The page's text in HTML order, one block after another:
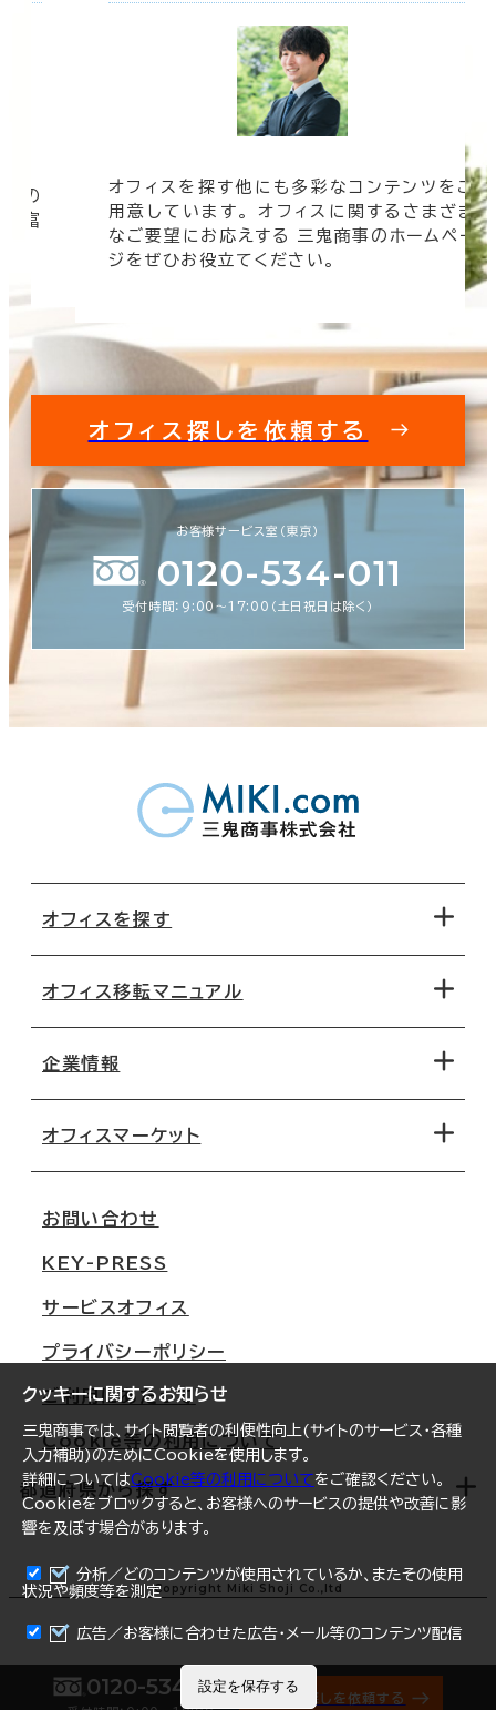
まとめて資料請求
0120-534-011 オフィス探しを依頼する
クッキーに関するお知らせ
三鬼商事では、サイト閲覧者の利便性向上(サイトのサービス・各種
入力補助)のためにCookieを使用します。
詳細についてはCookie等の利用についてをご確認ください。
Cookieをブロックすると、お客様へのサービスの提供や改善に影
響を及ぼす場合があります。
分析／どのコンテンツが使用されているか、またその使用
状況や頻度等を測定
広告／お客様に合わせた広告・メール等のコンテンツ配信
設定を保存する
の
豊富
オフィスを探す他にも多彩なコンテンツをご
用意しています。 オフィスに関するさまざま
なご要望にお応えする 三鬼商事のホームペー
ジをぜひお役立てください。
オフィス探しを依頼する
お客様サービス室（東京）
0120-534-011
受付時間：9:00〜17:00（土日祝日は除く）
オフィスを探す
地図から探す
路線・駅から探す
オフィス移転マニュアル
移転コストシミュレーション
移転スケジュール
オフィス移転Q&A
企業情報
オフィスマーケット
大阪
名古屋
札幌
仙台
横浜
福岡
オフィスリポート
ログイン
お問い合わせ
KEY-PRESS
サービスオフィス
プライバシーポリシー
ご利用にあたって
Cookie等の利用について
都道府県から探す
北海道
青森県
Copyright Miki Shoji Co.,ltd